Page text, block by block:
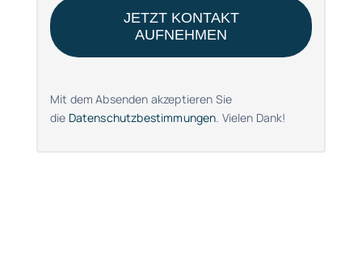
JETZT KONTAKT
AUFNEHMEN
Mit dem Absenden akzeptieren Sie
die Datenschutzbestimmungen. Vielen Dank!